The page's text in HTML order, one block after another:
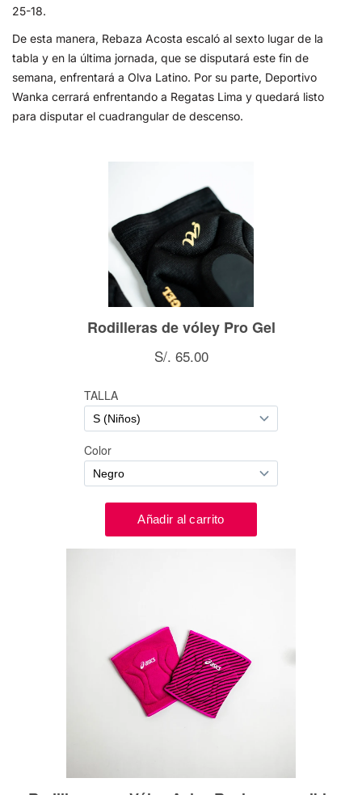
25-18.
De esta manera, Rebaza Acosta escaló al sexto lugar de la
tabla y en la última jornada, que se disputará este fin de
semana, enfrentará a Olva Latino. Por su parte, Deportivo
Wanka cerrará enfrentando a Regatas Lima y quedará listo
para disputar el cuadrangular de descenso.